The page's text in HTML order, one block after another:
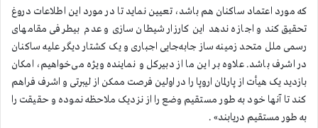
که مورد اعتماد ساکنان هم باشد، تعیین نماید تا در مورد این اطلاعات دروغ
تحقیق کند و اجازه ندهد این کارزار شیطان سازی و عدم بیطرفی مقامهای
رسمی ملل متحد زمینه ساز جابه‌جایی اجباری و یک کشتار دیگر علیه ساکنان
در اشرف باشد. علاوه بر این ما از دبیرکل و نماینده ویژه می‌خواهیم، امکان
بازدید یک هیأت از پارلمان اروپا را در اولین فرصت ممکن از لیبرتی و اشرف فراهم
کند تا آنها خود به طور مستقیم وضع را از نزدیک ملاحظه نموده و حقیقت را
به طور مستقیم دریابند» .